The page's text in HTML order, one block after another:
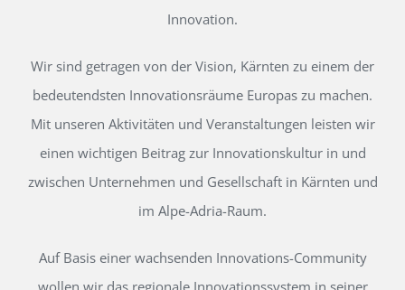
Innovation.
Wir sind getragen von der Vision, Kärnten zu einem der
bedeutendsten Innovationsräume Europas zu machen.
Mit unseren Aktivitäten und Veranstaltungen leisten wir
einen wichtigen Beitrag zur Innovationskultur in und
zwischen Unternehmen und Gesellschaft in Kärnten und
im Alpe-Adria-Raum.
Auf Basis einer wachsenden Innovations-Community
wollen wir das regionale Innovationssystem in seiner